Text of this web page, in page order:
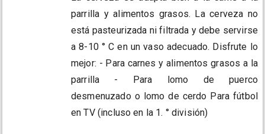
parrilla y alimentos grasos. La cerveza no
está pasteurizada ni filtrada y debe servirse
a 8-10 ° C en un vaso adecuado. Disfrute lo
mejor: - Para carnes y alimentos grasos a la
parrilla - Para lomo de puerco
desmenuzado o lomo de cerdo Para fútbol
en TV (incluso en la 1. ° división)